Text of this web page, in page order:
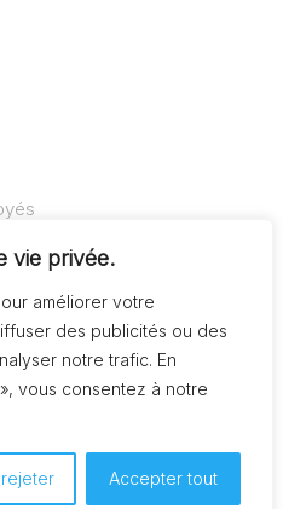
vie privée.
améliorer votre
des publicités ou des
notre trafic. En
vous consentez à notre
Accepter tout
2024. Designed and